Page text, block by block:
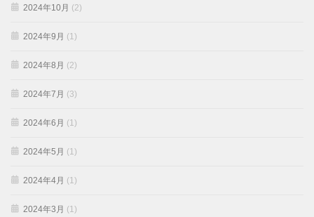
2024年10月 (2)
2024年9月 (1)
2024年8月 (2)
2024年7月 (3)
2024年6月 (1)
2024年5月 (1)
2024年4月 (1)
2024年3月 (1)